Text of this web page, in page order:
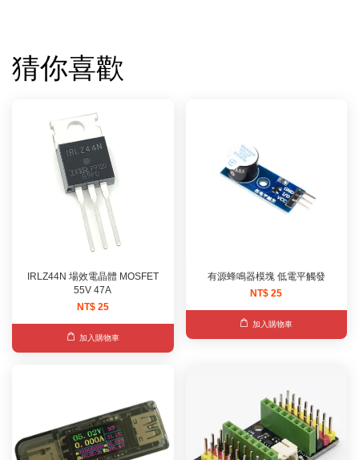
猜你喜歡
IRLZ44N 場效電晶體 MOSFET
55V 47A
NT$ 25
加入購物車
有源蜂鳴器模塊 低電平觸發
NT$ 25
加入購物車